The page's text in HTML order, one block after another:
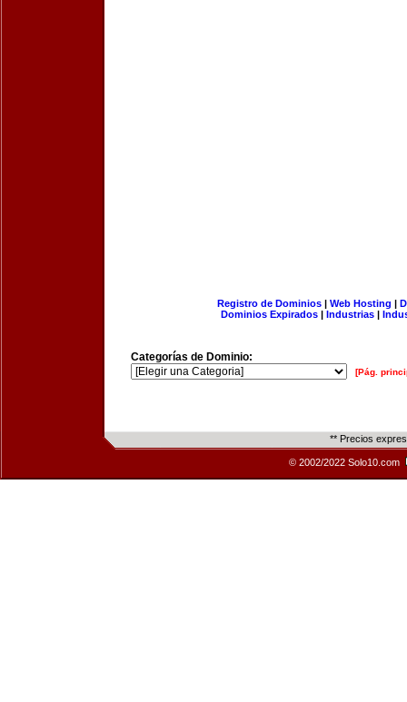
Registro de Dominios| Web Hosting |
Dominios Expirados | Industrias |
Categorías de Dominio:
[Pág.
** Precios
© 2002/2022 Solo10.com